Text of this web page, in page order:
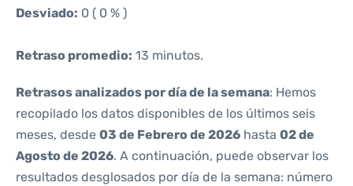
Desviado: 0 ( 0 % )
Retraso promedio: 13 minutos.
Retrasos analizados por día de la semana: Hemos
recopilado los datos disponibles de los últimos seis
meses, desde 03 de Febrero de 2026 hasta 02 de
Agosto de 2026. A continuación, puede observar los
resultados desglosados por día de la semana: número